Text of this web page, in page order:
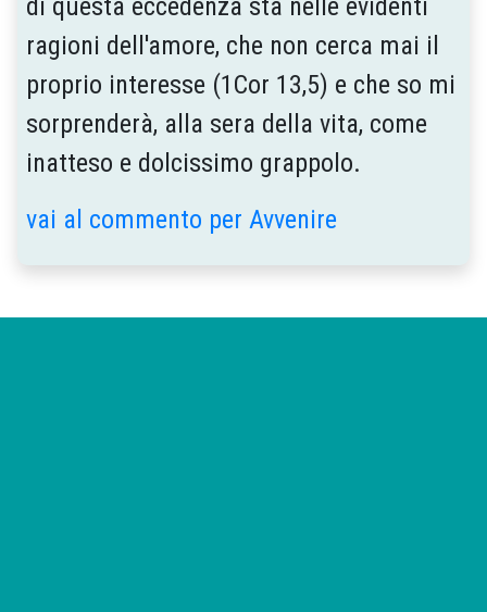
ragioni dell'amore, che non cerca mai il
proprio interesse (1Cor 13,5) e che so mi
sorprenderà, alla sera della vita, come
inatteso e dolcissimo grappolo.
vai al commento per Avvenire